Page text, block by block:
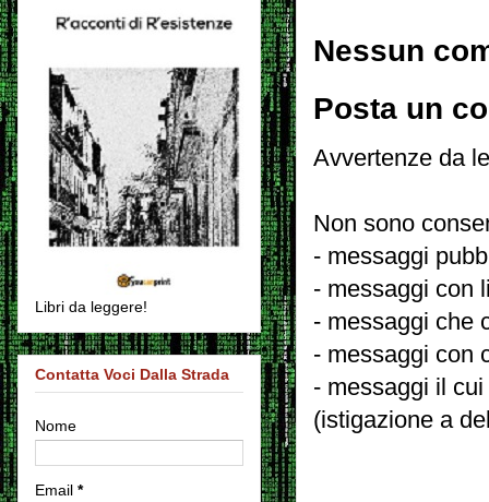
Nessun
Posta un
Avvertenze da
Non sono
- messaggi
- messaggi con
- messaggi che
- messaggi con
- messaggi il
(istigazione a
Libri da leggere!
Contatta Voci Dalla Strada
Nome
Email *